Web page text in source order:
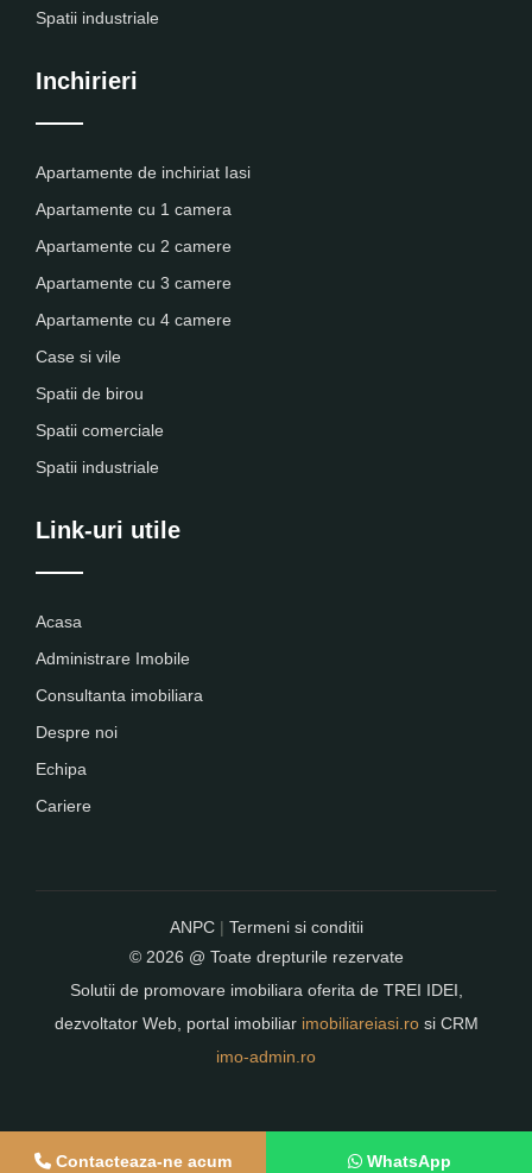
Spatii industriale
Inchirieri
Apartamente de inchiriat Iasi
Apartamente cu 1 camera
Apartamente cu 2 camere
Apartamente cu 3 camere
Apartamente cu 4 camere
Case si vile
Spatii de birou
Spatii comerciale
Spatii industriale
Link-uri utile
Acasa
Administrare Imobile
Consultanta imobiliara
Despre noi
Echipa
Cariere
ANPC| Termeni si conditii
© 2026 @ Toate drepturile rezervate
Solutii de promovare imobiliara oferita de TREI IDEI,
dezvoltator Web, portal imobiliar imobiliareiasi.rosi CRM
imo-admin.ro
Contacteaza-ne acum